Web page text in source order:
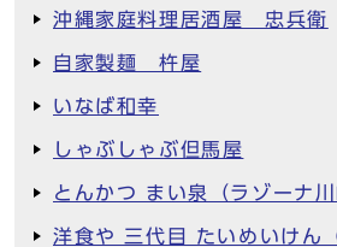
沖縄家庭料理居酒屋 忠兵衛
自家製麺 杵屋
いなば和幸
しゃぶしゃぶ但馬屋
とんかつ まい泉（ラゾーナ川
洋食や 三代目 たいめいけん